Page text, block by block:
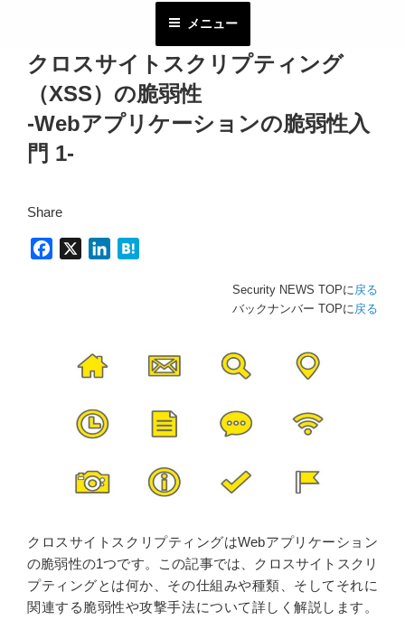
メニュー
クロスサイトスクリプティング
（XSS）の脆弱性
-Webアプリケーションの脆弱性入
門 1-
Share
Security NEWS TOPに戻る
バックナンバー TOPに戻る
クロスサイトスクリプティングはWebアプリケーション
の脆弱性の1つです。この記事では、クロスサイトスクリ
プティングとは何か、その仕組みや種類、そしてそれに
関連する脆弱性や攻撃手法について詳しく解説します。